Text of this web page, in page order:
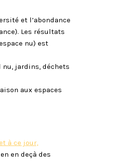
et l’abondance
Les résultats
nu) est
nu, jardins, déchets
aux espaces
à ce jour,
en deçà des